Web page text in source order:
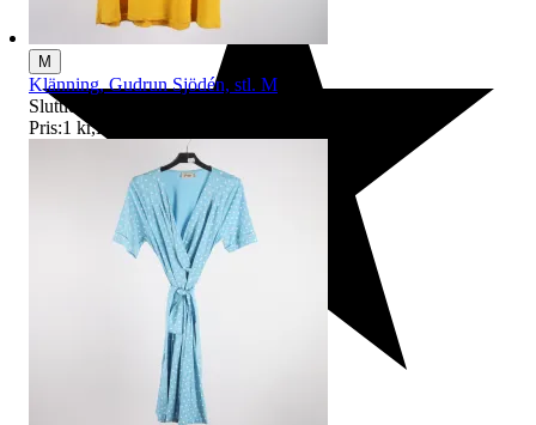
M
Klänning, Gudrun Sjödén, stl. M
Sluttid
Pris:1 kr,Ledande bud